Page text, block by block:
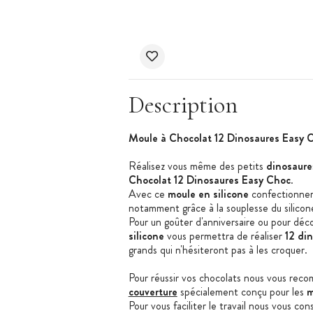
Description
Moule à Chocolat 12 Dinosaures Easy
Réalisez vous même des petits
Chocolat 12 Dinosaures Easy Choc.
Avec ce moule en silicone
notamment grâce à la souplesse du
Pour un goûter d'anniversaire ou pour
silicone vous permettra de réaliser12
grands qui n'hésiteront pas à les croquer.
Pour réussir vos chocolats nous vous
couverture spécialement conçu pour les
Pour vous faciliter le travail nous vous